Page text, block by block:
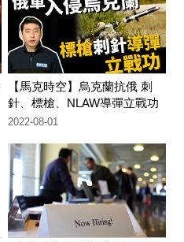
【馬克時空】烏克蘭抗俄 刺
針、標槍、NLAW導彈立戰功
2022-08-01